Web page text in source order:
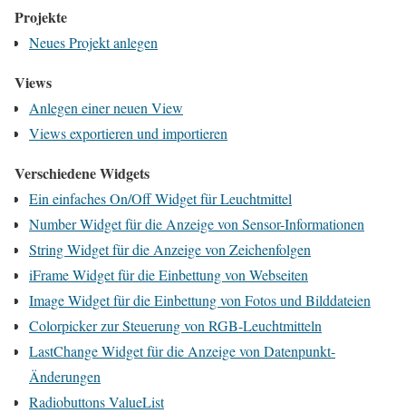
Projekte
Neues Projekt anlegen
Views
Anlegen einer neuen View
Views exportieren und importieren
Verschiedene Widgets
Ein einfaches On/Off Widget für Leuchtmittel
Number Widget für die Anzeige von Sensor-Informationen
String Widget für die Anzeige von Zeichenfolgen
iFrame Widget für die Einbettung von Webseiten
Image Widget für die Einbettung von Fotos und Bilddateien
Colorpicker zur Steuerung von RGB-Leuchtmitteln
LastChange Widget für die Anzeige von Datenpunkt-
Änderungen
Radiobuttons ValueList